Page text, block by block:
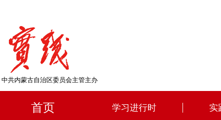
中共内蒙古自治区委员会主管主办
首页 学习进行时 实